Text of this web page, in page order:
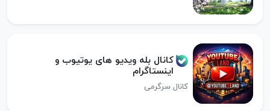
کانال بله ویدیو های یوتیوب و
اینستاگرام
کانال سرگرمی